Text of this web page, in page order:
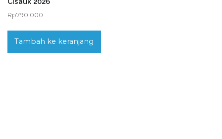
Rp790.000
Tambah ke keranjang